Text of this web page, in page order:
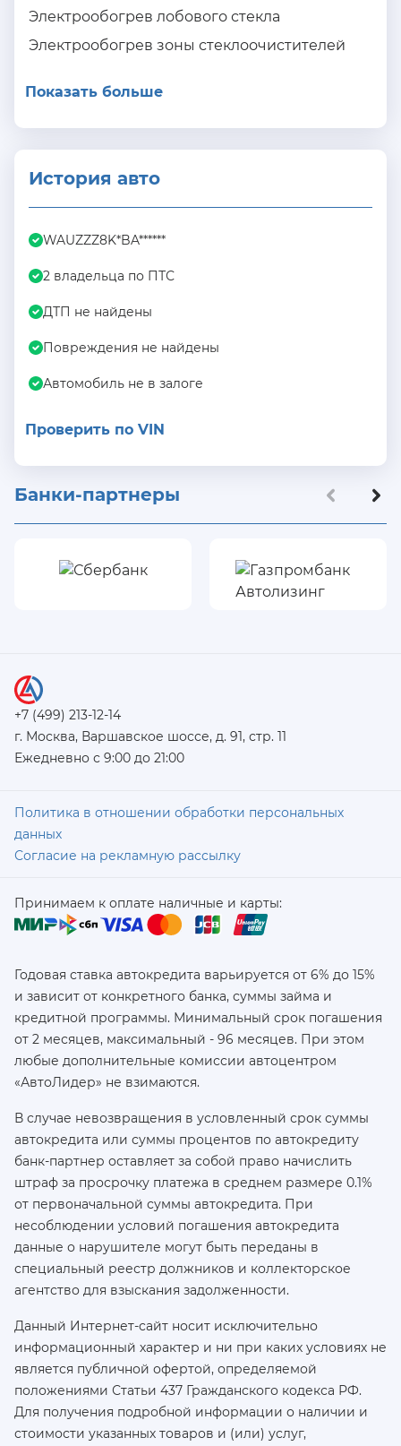
Электрообогрев лобового стекла
Электрообогрев зоны стеклоочистителей
Показать больше
История авто
WAUZZZ8K*BA******
2 владельца по ПТС
ДТП не найдены
Повреждения не найдены
Автомобиль не в залоге
Проверить по VIN
Банки-партнеры
+7 (499) 213-12-14
г. Москва, Варшавское шоссе, д. 91, стр. 11
Ежедневно с 9:00 до 21:00
Политика в отношении обработки персональных
данных
Согласие на рекламную рассылку
Принимаем к оплате наличные и карты:
Годовая ставка автокредита варьируется от 6% до 15%
и зависит от конкретного банка, суммы займа и
кредитной программы. Минимальный срок погашения
от 2 месяцев, максимальный - 96 месяцев. При этом
любые дополнительные комиссии автоцентром
«АвтоЛидер» не взимаются.
В случае невозвращения в условленный срок суммы
автокредита или суммы процентов по автокредиту
банк-партнер оставляет за собой право начислить
штраф за просрочку платежа в среднем размере 0.1%
от первоначальной суммы автокредита. При
несоблюдении условий погашения автокредита
данные о нарушителе могут быть переданы в
специальный реестр должников и коллекторское
агентство для взыскания задолженности.
Данный Интернет-сайт носит исключительно
информационный характер и ни при каких условиях не
является публичной офертой, определяемой
положениями Статьи 437 Гражданского кодекса РФ.
Для получения подробной информации о наличии и
стоимости указанных товаров и (или) услуг,